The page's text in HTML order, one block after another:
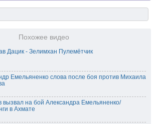
Похожее видео
Дацик - Зелимхан Пулемётчик
Емельяненко слова после боя против Михаила
вызвал на бой Александра Емельяненко/
в Ахмате